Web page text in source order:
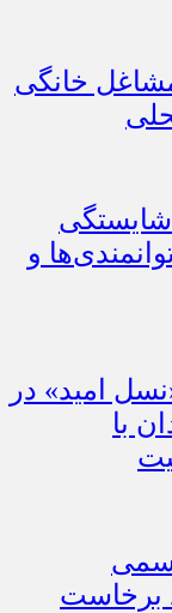
خانگی
شایستگی
و
امید» در
با
برخاست